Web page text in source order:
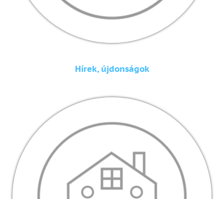
Hírek, újdonságok